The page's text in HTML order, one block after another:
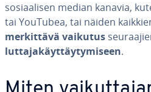
so­si­aa­li­sen median kanavia,
tai YouTubea, tai näiden
mer­kit­tä­vä vaikutus
lut­ta­ja­käyt­täy­ty­mi­seen.